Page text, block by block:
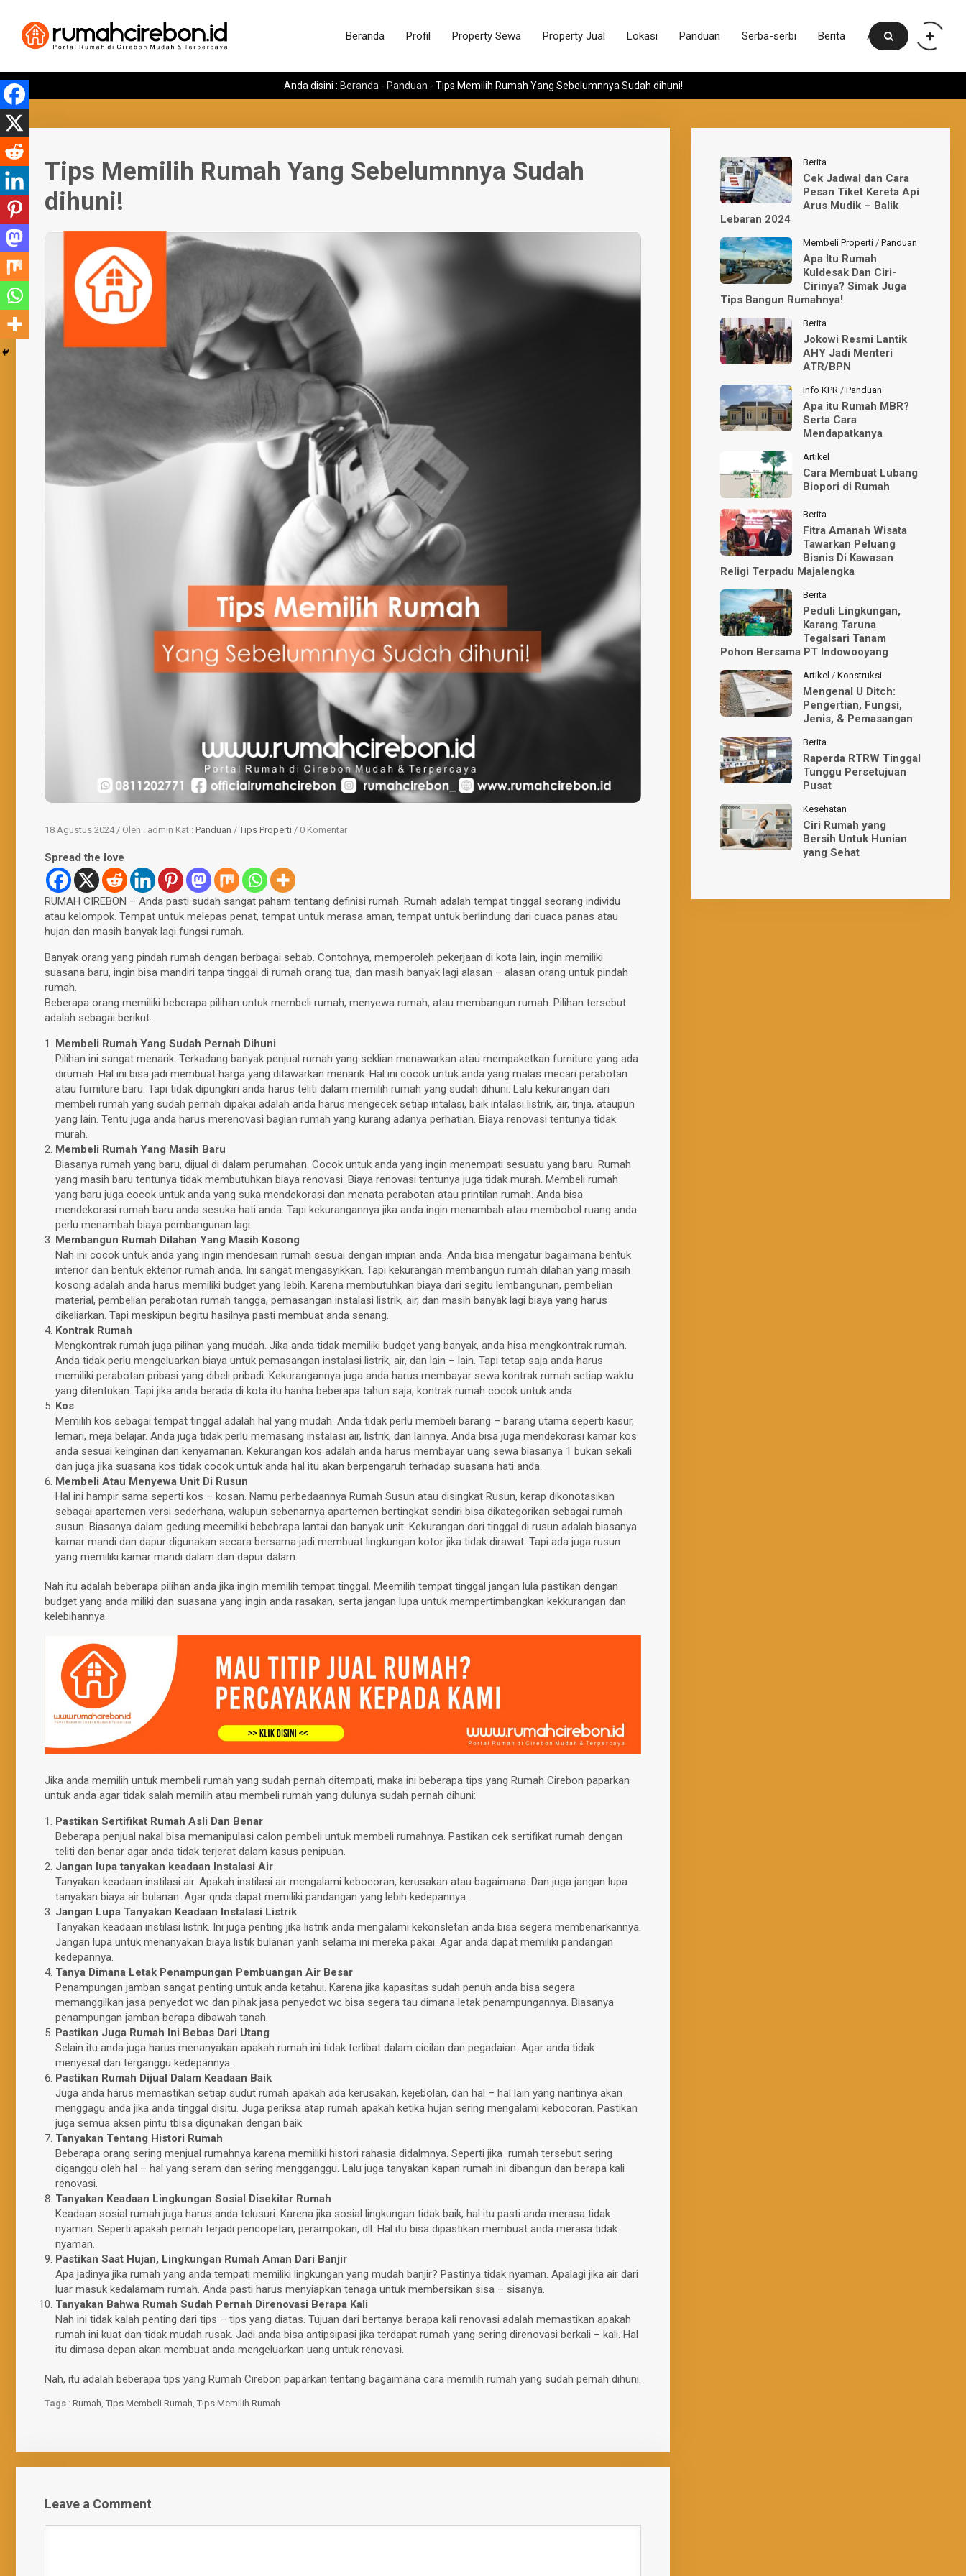
Beranda Profil Property Sewa Property Jual Lokasi Panduan Serba-serbi Berita Artikel
Anda disini : Beranda - Panduan - Tips Memilih Rumah Yang Sebelumnnya Sudah dihuni!
Tips Memilih Rumah Yang Sebelumnnya Sudah
dihuni!
18 Agustus 2024 / Oleh : admin Kat : Panduan / Tips Properti / 0 Komentar
Spread the love
RUMAH CIREBON – Anda pasti sudah sangat paham tentang definisi rumah. Rumah adalah tempat tinggal seorang individu
atau kelompok. Tempat untuk melepas penat, tempat untuk merasa aman, tempat untuk berlindung dari cuaca panas atau
hujan dan masih banyak lagi fungsi rumah.
Banyak orang yang pindah rumah dengan berbagai sebab. Contohnya, memperoleh pekerjaan di kota lain, ingin memiliki
suasana baru, ingin bisa mandiri tanpa tinggal di rumah orang tua, dan masih banyak lagi alasan – alasan orang untuk pindah
rumah.
Beberapa orang memiliki beberapa pilihan untuk membeli rumah, menyewa rumah, atau membangun rumah. Pilihan tersebut
adalah sebagai berikut.
Membeli Rumah Yang Sudah Pernah Dihuni
Pilihan ini sangat menarik. Terkadang banyak penjual rumah yang seklian menawarkan atau mempaketkan furniture yang ada
dirumah. Hal ini bisa jadi membuat harga yang ditawarkan menarik. Hal ini cocok untuk anda yang malas mecari perabotan
atau furniture baru. Tapi tidak dipungkiri anda harus teliti dalam memilih rumah yang sudah dihuni. Lalu kekurangan dari
membeli rumah yang sudah pernah dipakai adalah anda harus mengecek setiap intalasi, baik intalasi listrik, air, tinja, ataupun
yang lain. Tentu juga anda harus merenovasi bagian rumah yang kurang adanya perhatian. Biaya renovasi tentunya tidak
murah.
Membeli Rumah Yang Masih Baru
Biasanya rumah yang baru, dijual di dalam perumahan. Cocok untuk anda yang ingin menempati sesuatu yang baru. Rumah
yang masih baru tentunya tidak membutuhkan biaya renovasi. Biaya renovasi tentunya juga tidak murah. Membeli rumah
yang baru juga cocok untuk anda yang suka mendekorasi dan menata perabotan atau printilan rumah. Anda bisa
mendekorasi rumah baru anda sesuka hati anda. Tapi kekurangannya jika anda ingin menambah atau membobol ruang anda
perlu menambah biaya pembangunan lagi.
Membangun Rumah Dilahan Yang Masih Kosong
Nah ini cocok untuk anda yang ingin mendesain rumah sesuai dengan impian anda. Anda bisa mengatur bagaimana bentuk
interior dan bentuk ekterior rumah anda. Ini sangat mengasyikkan. Tapi kekurangan membangun rumah dilahan yang masih
kosong adalah anda harus memiliki budget yang lebih. Karena membutuhkan biaya dari segitu lembangunan, pembelian
material, pembelian perabotan rumah tangga, pemasangan instalasi listrik, air, dan masih banyak lagi biaya yang harus
dikeliarkan. Tapi meskipun begitu hasilnya pasti membuat anda senang.
Kontrak Rumah
Mengkontrak rumah juga pilihan yang mudah. Jika anda tidak memiliki budget yang banyak, anda hisa mengkontrak rumah.
Anda tidak perlu mengeluarkan biaya untuk pemasangan instalasi listrik, air, dan lain – lain. Tapi tetap saja anda harus
memiliki perabotan pribasi yang dibeli pribadi. Kekurangannya juga anda harus membayar sewa kontrak rumah setiap waktu
yang ditentukan. Tapi jika anda berada di kota itu hanha beberapa tahun saja, kontrak rumah cocok untuk anda.
Kos
Memilih kos sebagai tempat tinggal adalah hal yang mudah. Anda tidak perlu membeli barang – barang utama seperti kasur,
lemari, meja belajar. Anda juga tidak perlu memasang instalasi air, listrik, dan lainnya. Anda bisa juga mendekorasi kamar kos
anda sesuai keinginan dan kenyamanan. Kekurangan kos adalah anda harus membayar uang sewa biasanya 1 bukan sekali
dan juga jika suasana kos tidak cocok untuk anda hal itu akan berpengaruh terhadap suasana hati anda.
Membeli Atau Menyewa Unit Di Rusun
Hal ini hampir sama seperti kos – kosan. Namu perbedaannya Rumah Susun atau disingkat Rusun, kerap dikonotasikan
sebagai apartemen versi sederhana, walupun sebenarnya apartemen bertingkat sendiri bisa dikategorikan sebagai rumah
susun. Biasanya dalam gedung meemiliki bebebrapa lantai dan banyak unit. Kekurangan dari tinggal di rusun adalah biasanya
kamar mandi dan dapur digunakan secara bersama jadi membuat lingkungan kotor jika tidak dirawat. Tapi ada juga rusun
yang memiliki kamar mandi dalam dan dapur dalam.
Nah itu adalah beberapa pilihan anda jika ingin memilih tempat tinggal. Meemilih tempat tinggal jangan lula pastikan dengan
budget yang anda miliki dan suasana yang ingin anda rasakan, serta jangan lupa untuk mempertimbangkan kekkurangan dan
kelebihannya.
Jika anda memilih untuk membeli rumah yang sudah pernah ditempati, maka ini beberapa tips yang Rumah Cirebon paparkan
untuk anda agar tidak salah memilih atau membeli rumah yang dulunya sudah pernah dihuni:
Pastikan Sertifikat Rumah Asli Dan Benar
Beberapa penjual nakal bisa memanipulasi calon pembeli untuk membeli rumahnya. Pastikan cek sertifikat rumah dengan
teliti dan benar agar anda tidak terjerat dalam kasus penipuan.
Jangan lupa tanyakan keadaan Instalasi Air
Tanyakan keadaan instilasi air. Apakah instilasi air mengalami kebocoran, kerusakan atau bagaimana. Dan juga jangan lupa
tanyakan biaya air bulanan. Agar qnda dapat memiliki pandangan yang lebih kedepannya.
Jangan Lupa Tanyakan Keadaan Instalasi Listrik
Tanyakan keadaan instilasi listrik. Ini juga penting jika listrik anda mengalami kekonsletan anda bisa segera membenarkannya.
Jangan lupa untuk menanyakan biaya listik bulanan yanh selama ini mereka pakai. Agar anda dapat memiliki pandangan
kedepannya.
Tanya Dimana Letak Penampungan Pembuangan Air Besar
Penampungan jamban sangat penting untuk anda ketahui. Karena jika kapasitas sudah penuh anda bisa segera
memanggilkan jasa penyedot wc dan pihak jasa penyedot wc bisa segera tau dimana letak penampungannya. Biasanya
penampungan jamban berapa dibawah tanah.
Pastikan Juga Rumah Ini Bebas Dari Utang
Selain itu anda juga harus menanyakan apakah rumah ini tidak terlibat dalam cicilan dan pegadaian. Agar anda tidak
menyesal dan terganggu kedepannya.
Pastikan Rumah Dijual Dalam Keadaan Baik
Juga anda harus memastikan setiap sudut rumah apakah ada kerusakan, kejebolan, dan hal – hal lain yang nantinya akan
menggagu anda jika anda tinggal disitu. Juga periksa atap rumah apakah ketika hujan sering mengalami kebocoran. Pastikan
juga semua aksen pintu tbisa digunakan dengan baik.
Tanyakan Tentang Histori Rumah
Beberapa orang sering menjual rumahnya karena memiliki histori rahasia didalmnya. Seperti jika rumah tersebut sering
diganggu oleh hal – hal yang seram dan sering mengganggu. Lalu juga tanyakan kapan rumah ini dibangun dan berapa kali
renovasi.
Tanyakan Keadaan Lingkungan Sosial Disekitar Rumah
Keadaan sosial rumah juga harus anda telusuri. Karena jika sosial lingkungan tidak baik, hal itu pasti anda merasa tidak
nyaman. Seperti apakah pernah terjadi pencopetan, perampokan, dll. Hal itu bisa dipastikan membuat anda merasa tidak
nyaman.
Pastikan Saat Hujan, Lingkungan Rumah Aman Dari Banjir
Apa jadinya jika rumah yang anda tempati memiliki lingkungan yang mudah banjir? Pastinya tidak nyaman. Apalagi jika air dari
luar masuk kedalamam rumah. Anda pasti harus menyiapkan tenaga untuk membersikan sisa – sisanya.
Tanyakan Bahwa Rumah Sudah Pernah Direnovasi Berapa Kali
Nah ini tidak kalah penting dari tips – tips yang diatas. Tujuan dari bertanya berapa kali renovasi adalah memastikan apakah
rumah ini kuat dan tidak mudah rusak. Jadi anda bisa antipsipasi jika terdapat rumah yang sering direnovasi berkali – kali. Hal
itu dimasa depan akan membuat anda mengeluarkan uang untuk renovasi.
Nah, itu adalah beberapa tips yang Rumah Cirebon paparkan tentang bagaimana cara memilih rumah yang sudah pernah dihuni.
Tags : Rumah Tips Membeli Rumah Tips Memilih Rumah
Leave a Comment
Berita
Cek Jadwal dan Cara
Pesan Tiket Kereta Api
Arus Mudik – Balik
Lebaran 2024
Membeli Properti / Panduan
Apa Itu Rumah
Kuldesak Dan Ciri-
Cirinya? Simak Juga
Tips Bangun Rumahnya!
Berita
Jokowi Resmi Lantik
AHY Jadi Menteri
ATR/BPN
Info KPR / Panduan
Apa itu Rumah MBR?
Serta Cara
Mendapatkanya
Artikel
Cara Membuat Lubang
Biopori di Rumah
Berita
Fitra Amanah Wisata
Tawarkan Peluang
Bisnis Di Kawasan
Religi Terpadu Majalengka
Berita
Peduli Lingkungan,
Karang Taruna
Tegalsari Tanam
Pohon Bersama PT Indowooyang
Artikel / Konstruksi
Mengenal U Ditch:
Pengertian, Fungsi,
Jenis, & Pemasangan
Berita
Raperda RTRW Tinggal
Tunggu Persetujuan
Pusat
Kesehatan
Ciri Rumah yang
Bersih Untuk Hunian
yang Sehat